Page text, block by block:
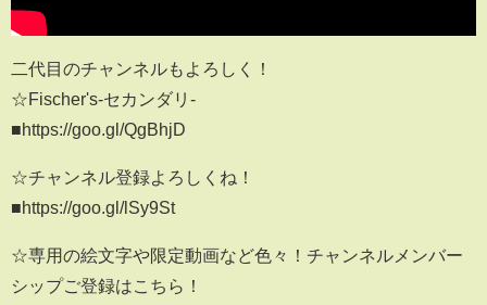
二代目のチャンネルもよろしく！
☆Fischer's-セカンダリ-
■https://goo.gl/QgBhjD
☆チャンネル登録よろしくね！
■https://goo.gl/lSy9St
☆専用の絵文字や限定動画など色々！チャンネルメンバー
シップご登録はこちら！